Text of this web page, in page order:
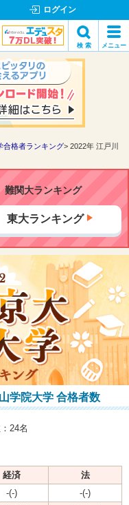
ログイン
検 索 メニュー
検索
合格者ランキング
2022年 江戸川
難関大ランキング
東大ランキング
学院大学 合格者数
24名
経済
法
-(-)
-(-)